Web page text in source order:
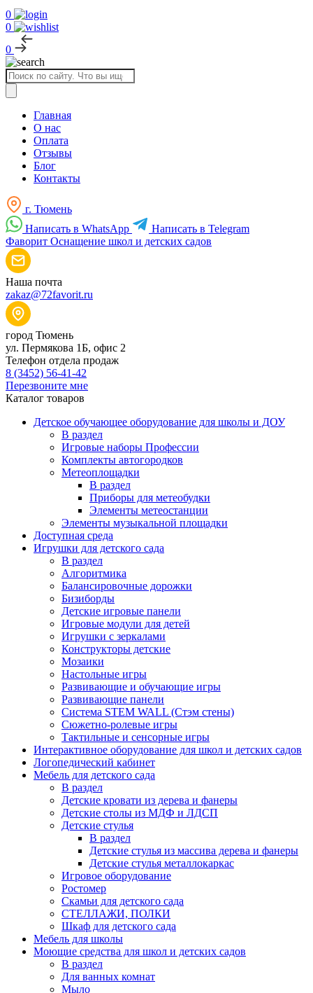
0
0
0
Поиск
товаров
Главная
О нас
Оплата
Отзывы
Блог
Контакты
г. Тюмень
Написать в WhatsApp
Написать в Telegram
Фаворит Оснащение школ и детских садов
Наша почта
zakaz@72favorit.ru
город Тюмень
ул. Пермякова 1Б, офис 2
Телефон отдела продаж
8 (3452) 56-41-42
Перезвоните мне
Каталог товаров
Детское обучающее оборудование для школы и ДОУ
В раздел
Игровые наборы Профессии
Комплекты автогородков
Метеоплощадки
В раздел
Приборы для метеобудки
Элементы метеостанции
Элементы музыкальной площадки
Доступная среда
Игрушки для детского сада
В раздел
Алгоритмика
Балансировочные дорожки
Бизиборды
Детские игровые панели
Игровые модули для детей
Игрушки с зеркалами
Конструкторы детские
Мозаики
Настольные игры
Развивающие и обучающие игры
Развивающие панели
Система STEM WALL (Cтэм стены)
Сюжетно-ролевые игры
Тактильные и сенсорные игры
Интерактивное оборудование для школ и детских садов
Логопедический кабинет
Мебель для детского сада
В раздел
Детские кровати из дерева и фанеры
Детские столы из МДФ и ЛДСП
Детские стулья
В раздел
Детские стулья из массива дерева и фанеры
Детские стулья металлокаркас
Игровое оборудование
Ростомер
Скамьи для детского сада
СТЕЛЛАЖИ, ПОЛКИ
Шкаф для детского сада
Мебель для школы
Моющие средства для школ и детских садов
В раздел
Для ванных комнат
Мыло